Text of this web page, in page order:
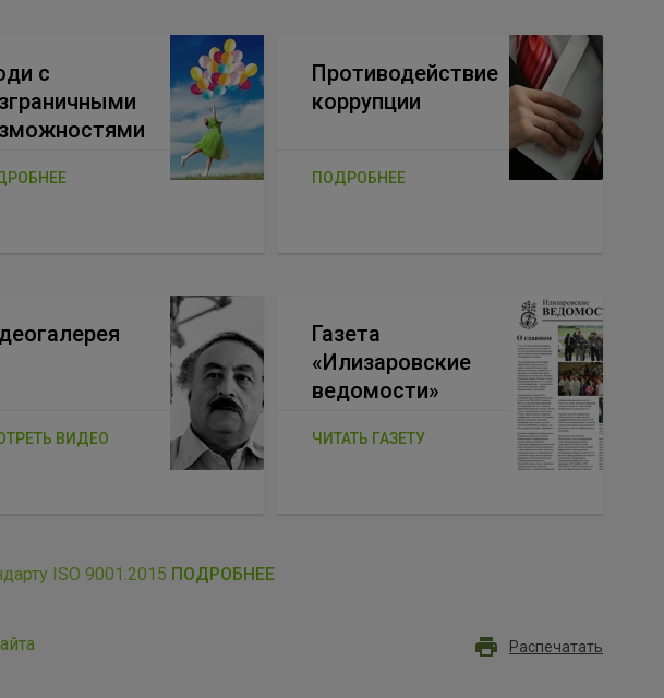
с
Противодействие
коррупции
ПОДРОБНЕЕ
ВИДЕО
Газета
«Илизаровские
ведомости»
ЧИТАТЬ ГАЗЕТУ
ISO 9001:2015 ПОДРОБНЕЕ
Распечатать